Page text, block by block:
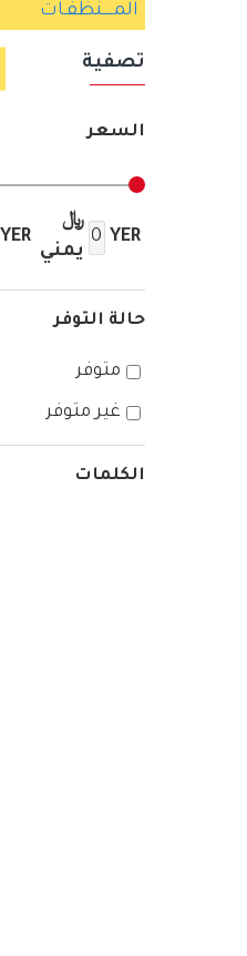
المـــــنظفـات
تصفية
السعر
YER
﷼
يمني
YER
الكلمات
حالة التوفر
متوفر
غير متوفر